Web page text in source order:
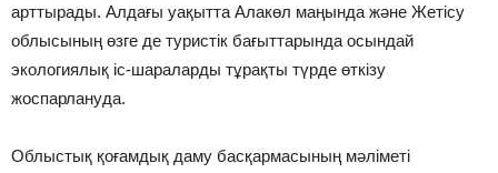
арттырады. Алдағы уақытта Алакөл маңында және Жетісу
облысының өзге де туристік бағыттарында осындай
экологиялық іс-шараларды тұрақты түрде өткізу
жоспарлануда.
Облыстық қоғамдық даму басқармасының мәліметі